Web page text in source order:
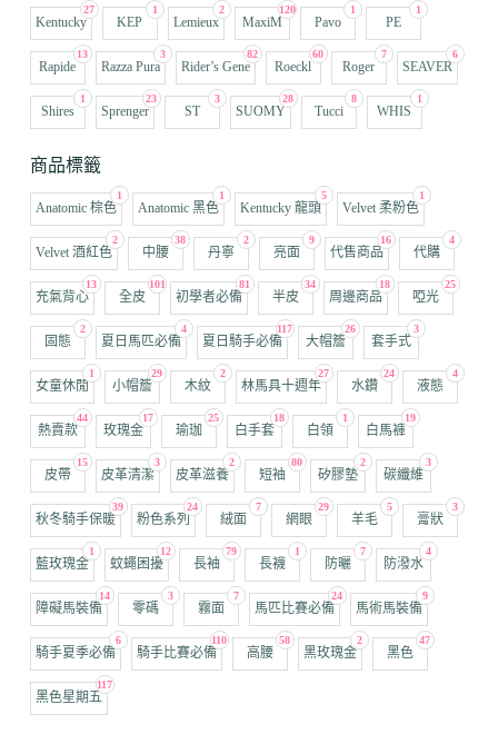
27
Kentucky
1
KEP
2
Lemieux
120
MaxiM
1
Pavo
1
PE
13
Rapide
3
Razza Pura
82
Rider’s Gene
60
Roeckl
7
Roger
6
SEAVER
1
Shires
23
Sprenger
3
ST
28
SUOMY
8
Tucci
1
WHIS
商品標籤
1
Anatomic 棕色
1
Anatomic 黑色
5
Kentucky 龍頭
1
Velvet 柔粉色
2
Velvet 酒紅色
38
中腰
2
丹寧
9
亮面
16
代售商品
4
代購
13
充氣背心
101
全皮
81
初學者必備
34
半皮
18
周邊商品
25
啞光
2
固態
4
夏日馬匹必備
117
夏日騎手必備
26
大帽簷
3
套手式
1
女童休閒
29
小帽簷
2
木紋
27
林馬具十週年
24
水鑽
4
液態
44
熱賣款
17
玫瑰金
25
瑜珈
18
白手套
1
白領
19
白馬褲
15
皮帶
3
皮革清潔
2
皮革滋養
80
短袖
2
矽膠墊
3
碳纖維
39
秋冬騎手保暖
24
粉色系列
7
絨面
29
網眼
5
羊毛
3
膏狀
1
藍玫瑰金
12
蚊蠅困擾
79
長袖
1
長襪
7
防曬
4
防潑水
14
障礙馬裝備
3
零碼
7
霧面
24
馬匹比賽必備
9
馬術馬裝備
6
騎手夏季必備
110
騎手比賽必備
58
高腰
2
黑玫瑰金
47
黑色
117
黑色星期五